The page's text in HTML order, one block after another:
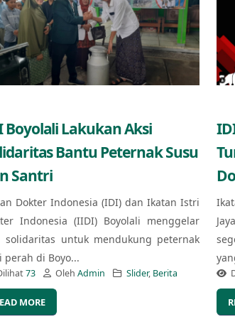
Boyolali Lakukan Aksi
Bantu Peternak Susu
Santri
Dokter Indonesia (IDI) dan Ikatan Istri
Indonesia (IIDI) Boyolali menggelar
solidaritas untuk mendukung peternak
perah di Boyo...
73 Oleh Admin Slider, Berita
MORE